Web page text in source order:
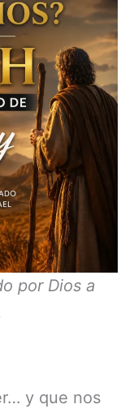
por Dios a
y que nos